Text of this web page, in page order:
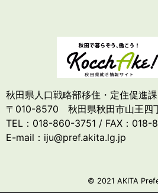
秋田県人口戦略部移住・定住促進課
〒010-8570 秋田県秋田市山王四
TEL：018-860-3751 / FAX：018-
E-mail：iju@pref.akita.lg.jp
© 2021 AKITA